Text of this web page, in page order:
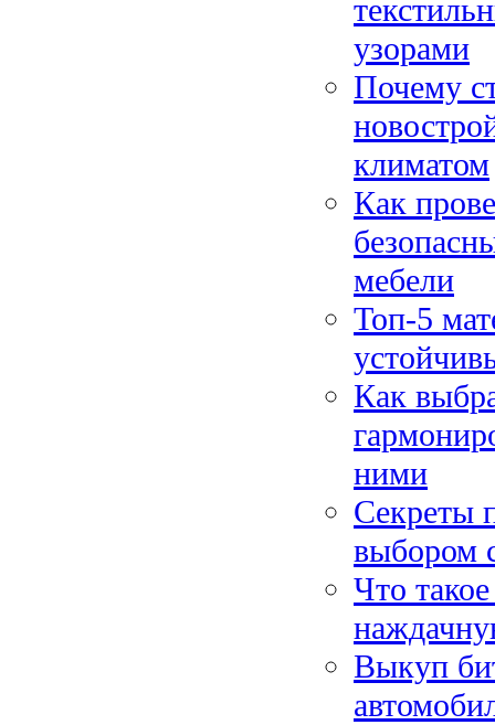
узорами
Почему
климатом
Как
мебели
Топ-5
Как
ними
Секреты
выбором
Что
Выкуп